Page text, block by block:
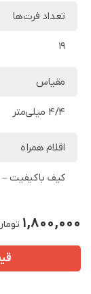
تعداد فرت‌ها
19
مقیاس
4/4 میلی‌متر
اقلام همراه
کیف باکیفیت
1,800,000